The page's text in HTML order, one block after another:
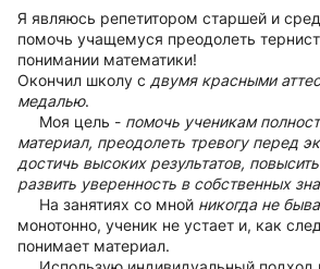
Я являюсь репетитором старшей и
помочь учащемуся преодолеть
понимании математики!
Окончил школу с двумя красными
медалью.
Моя цель - помочь ученикам
материал, преодолеть тревогу перед
достичь высоких результатов,
развить уверенность в собственных
На занятиях со мной никогда не
монотонно, ученик не устает и, как
понимает материал.